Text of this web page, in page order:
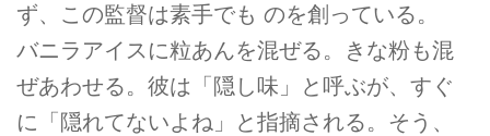
ず、この監督は素手でも のを創っている。
バニラアイスに粒あんを混ぜる。きな粉も混
ぜあわせる。彼は「隠し味」と呼ぶが、すぐ
に「隠れてないよね」と指摘される。そう、